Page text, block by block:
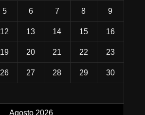
Agosto 2026
5 6 7 8 9
12 13 14 15 16
19 20 21 22 23
26 27 28 29 30